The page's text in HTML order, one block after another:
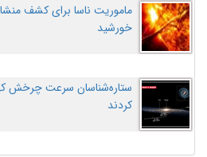
ماموریت ناسا برای کشف
خورشید
ستاره‌شناسان سرعت چرخش
کردند